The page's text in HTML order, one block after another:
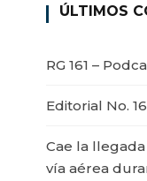
ÚLTIMOS
RG 161 –
Editorial No.
Cae la
vía aérea